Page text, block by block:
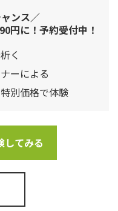
ンス／
円に！予約受付中！
く
ーによる
別価格で体験
してみる